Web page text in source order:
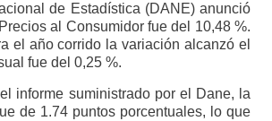
de Estadística (DANE) anunció
al Consumidor fue del 10,48 %.
el año corrido la variación alcanzó el
fue del 0,25 %.
informe suministrado por el Dane, la
de 1.74 puntos porcentuales, lo que